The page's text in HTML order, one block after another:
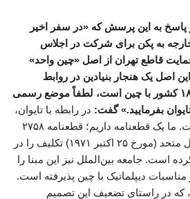
به این پرسش که «در سفر اخیر
به پکن برای شرکت در اجلاس
قاطع تهران از اصل «چین واحد»
اصل یک هنجار بنیادین در روابط
بین‌الملل و مبنای روابط ۱۸۳ کشور با چین است، لطفاً موضع رسمی
بفرمایید.» گفت: در رابطه با تایوان،
موضع ما بسیار روشن است. ما یک قطعنامه داریم؛ قطعنامه ۲۷۵۸
مجمع عمومی سازمان ملل متحد (مورخ ۲۵ اکتبر ۱۹۷۱) تکلیف را در
است. جامعه بین‌الملل نیز این مبنا را
دیپلماتیک با چین پذیرفته است.
که در راستای تضعیف این تصمیم